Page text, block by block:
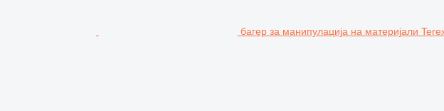
багер за манипулација на материјали